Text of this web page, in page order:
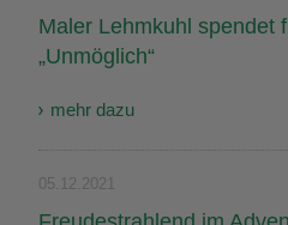
Maler Lehmkuhl spendet
„Unmöglich“
mehr dazu
05.12.2021